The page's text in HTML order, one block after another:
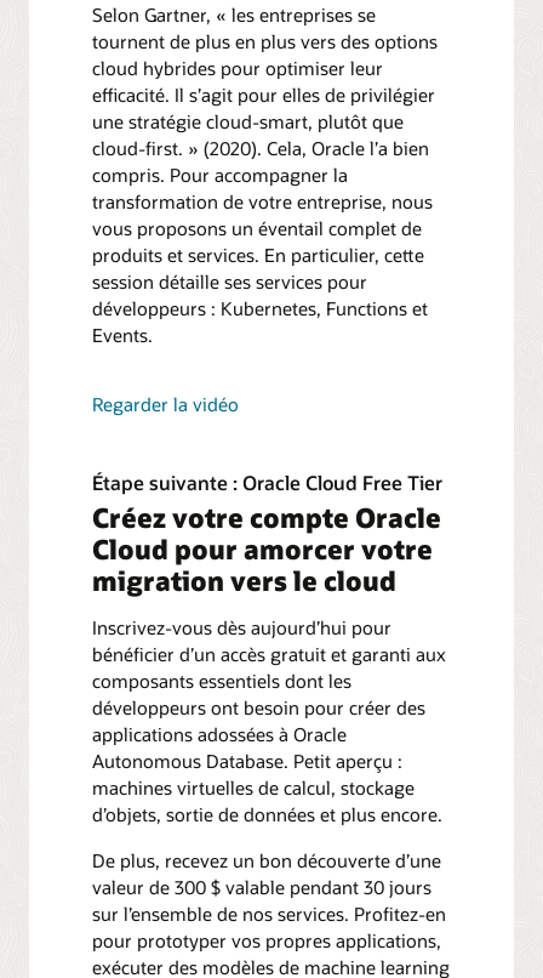
Selon Gartner, « les entreprises se
tournent de plus en plus vers des options
cloud hybrides pour optimiser leur
efficacité. Il s’agit pour elles de privilégier
une stratégie cloud-smart, plutôt que
cloud-first. » (2020). Cela, Oracle l’a bien
compris. Pour accompagner la
transformation de votre entreprise, nous
vous proposons un éventail complet de
produits et services. En particulier, cette
session détaille ses services pour
développeurs : Kubernetes, Functions et
Events.
Regarder la vidéo
Étape suivante : Oracle Cloud Free Tier
Créez votre compte Oracle
Cloud pour amorcer votre
migration vers le cloud
Inscrivez-vous dès aujourd’hui pour
bénéficier d’un accès gratuit et garanti aux
composants essentiels dont les
développeurs ont besoin pour créer des
applications adossées à Oracle
Autonomous Database. Petit aperçu :
machines virtuelles de calcul, stockage
d’objets, sortie de données et plus encore.
De plus, recevez un bon découverte d’une
valeur de 300 $ valable pendant 30 jours
sur l’ensemble de nos services. Profitez-en
pour prototyper vos propres applications,
exécuter des modèles de machine learning